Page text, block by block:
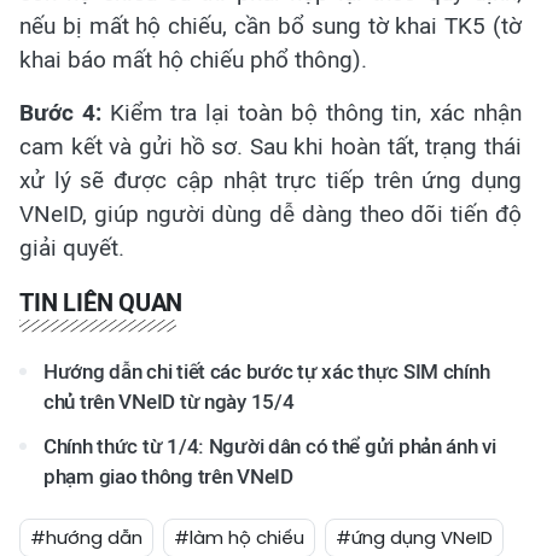
nếu bị mất hộ chiếu, cần bổ sung tờ khai TK5 (tờ
khai báo mất hộ chiếu phổ thông).
Bước 4:Kiểm tra lại toàn bộ thông tin, xác nhận
cam kết và gửi hồ sơ. Sau khi hoàn tất, trạng thái
xử lý sẽ được cập nhật trực tiếp trên ứng dụng
VNeID, giúp người dùng dễ dàng theo dõi tiến độ
giải quyết.
TIN LIÊN QUAN
Hướng dẫn chi tiết các bước tự xác thực SIM chính
chủ trên VNeID từ ngày 15/4
Chính thức từ 1/4: Người dân có thể gửi phản ánh vi
phạm giao thông trên VNeID
#hướng dẫn #làm hộ chiếu #ứng dụng VNeID